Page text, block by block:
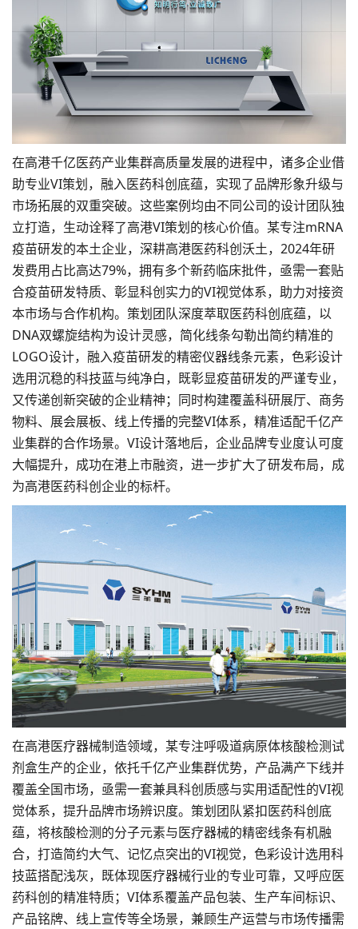
在高港千亿医药产业集群高质量发展的进程中，诸多企业借
助专业VI策划，融入医药科创底蕴，实现了品牌形象升级与
市场拓展的双重突破。这些案例均由不同公司的设计团队独
立打造，生动诠释了高港VI策划的核心价值。某专注mRNA
疫苗研发的本土企业，深耕高港医药科创沃土，2024年研
发费用占比高达79%，拥有多个新药临床批件，亟需一套贴
合疫苗研发特质、彰显科创实力的VI视觉体系，助力对接资
本市场与合作机构。策划团队深度萃取医药科创底蕴，以
DNA双螺旋结构为设计灵感，简化线条勾勒出简约精准的
LOGO设计，融入疫苗研发的精密仪器线条元素， 色彩设计
选用沉稳的科技蓝与纯净白，既彰显疫苗研发的严谨专业，
又传递创新突破的企业精神；同时构建覆盖科研展厅、商务
物料、展会展板、线上传播的完整VI体系，精准适配千亿产
业集群的合作场景。VI设计落地后，企业品牌专业度认可度
大幅提升，成功在港上市融资，进一步扩大了研发布局，成
为高港医药科创企业的标杆。
在高港医疗器械制造领域，某专注呼吸道病原体核酸检测试
剂盒生产的企业，依托千亿产业集群优势，产品满产下线并
覆盖全国市场，亟需一套兼具科创质感与实用适配性的VI视
觉体系，提升品牌市场辨识度。策划团队紧扣医药科创底
蕴，将核酸检测的分子元素与医疗器械的精密线条有机融
合，打造简约大气、记忆点突出的VI视觉，色彩设计选用科
技蓝搭配浅灰，既体现医疗器械行业的专业可靠，又呼应医
药科创的精准特质；VI体系覆盖产品包装、生产车间标识、
产品铭牌、线上宣传等全场景，兼顾生产运营与市场传播需